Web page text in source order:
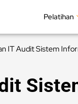
Pelatihan
IT Audit Sistem